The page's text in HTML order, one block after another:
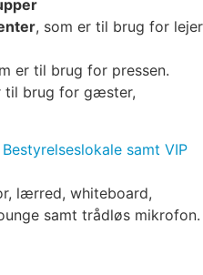
, som er til brug for lejer
er til brug for pressen.
til brug for gæster,
samt VIP
lærred, whiteboard,
samt trådløs mikrofon.